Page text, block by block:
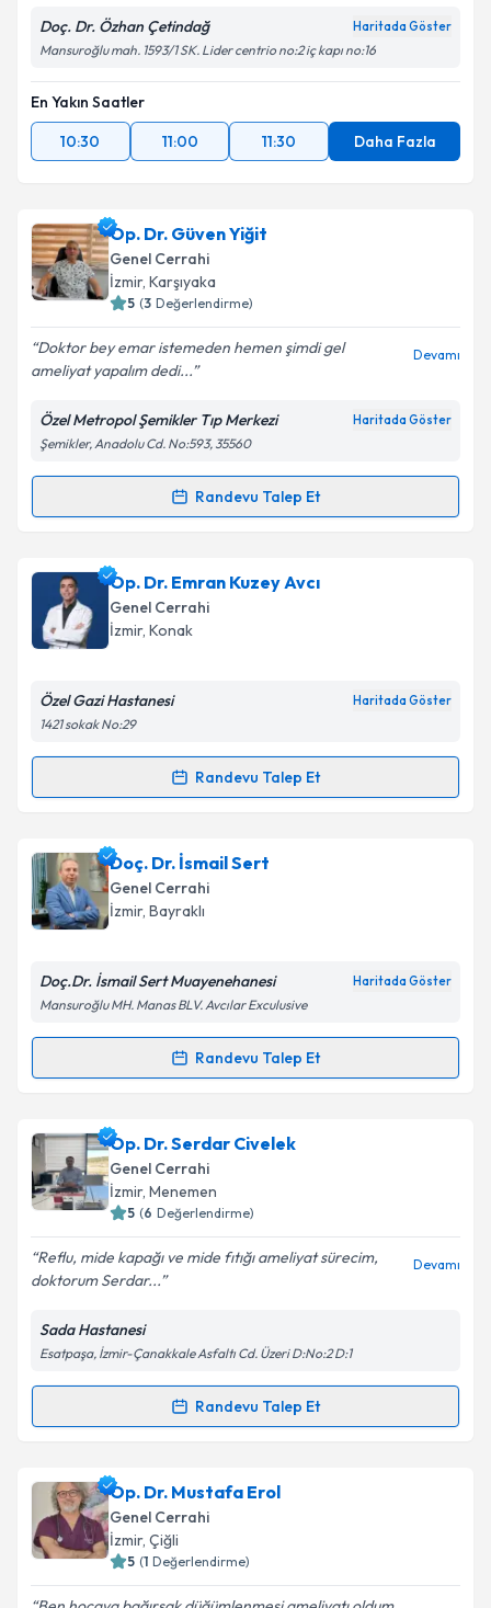
Doç. Dr. Özhan Çetindağ Haritada Göster
Mansuroğlu mah. 1593/1 SK. Lider centrio no:2 iç kapı no:16
En Yakın Saatler
10:30
11:00 11:30 Daha Fazla
Op. Dr. Güven Yiğit
Genel Cerrahi
İzmir, Karşıyaka
5 (3 Değerlendirme)
Doktor bey emar istemeden hemen şimdi gel
ameliyat yapalım dedi...
Devamı
Özel Metropol Şemikler Tıp Merkezi Haritada Göster
Şemikler, Anadolu Cd. No:593, 35560
Randevu Talep Et
Randevu Takvimi Talebi
Op. Dr. Güven Yiğitiçin randevu takvimi talebi
oluşturun. Size bu uzmandan randevu almanız için bir
takvim hazırlandığında e-posta ile bilgilendireceğiz.
Kişisel verilerimin işlenmesine ilişkin
Metni'ni okudum ve kişisel verilerimin belirtilen
Takvim Talebini Gönder
Op. Dr. Emran Kuzey Avcı
Genel Cerrahi
İzmir, Konak
Özel Gazi Hastanesi Haritada Göster
1421 sokak No:29
Randevu Talep Et
Randevu Takvimi Talebi
Op. Dr. Emran Kuzey Avcıiçin randevu takvimi talebi
oluşturun. Size bu uzmandan randevu almanız için bir
takvim hazırlandığında e-posta ile bilgilendireceğiz.
Kişisel verilerimin işlenmesine ilişkin
Metni'ni okudum ve kişisel verilerimin belirtilen
Takvim Talebini Gönder
Doç. Dr. İsmail Sert
Genel Cerrahi
İzmir, Bayraklı
Doç.Dr. İsmail Sert Muayenehanesi Haritada Göster
Mansuroğlu MH. Manas BLV. Avcılar Exculusive
Randevu Talep Et
Randevu Takvimi Talebi
Doç. Dr. İsmail Sertiçin randevu takvimi talebi
oluşturun. Size bu uzmandan randevu almanız için bir
takvim hazırlandığında e-posta ile bilgilendireceğiz.
Kişisel verilerimin işlenmesine ilişkin
Metni'ni okudum ve kişisel verilerimin belirtilen
kapsamda işlenmesini kabul ediyorum.
Op. Dr. Serdar Civelek
Genel Cerrahi
İzmir, Menemen
5 (6 Değerlendirme)
Reflu, mide kapağı ve mide fıtığı ameliyat sürecim,
doktorum Serdar...
Devamı
Sada Hastanesi
Esatpaşa, İzmir-Çanakkale Asfaltı Cd. Üzeri D:No:2 D:1
Randevu Talep Et
Randevu Takvimi Talebi
Op. Dr. Serdar Civelek için randevu takvimi talebi
oluşturun. Size bu uzmandan randevu almanız için bir
takvim hazırlandığında e-posta ile bilgilendireceğiz.
Op. Dr. Mustafa Erol
Genel Cerrahi
İzmir, Çiğli
5 (1 Değerlendirme)